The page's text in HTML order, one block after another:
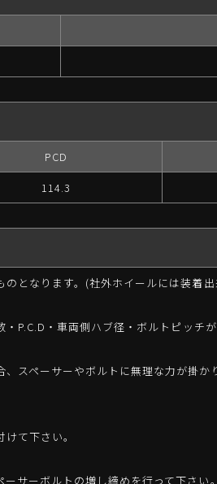
PCD
114.3
となります。(社外ホイールには装着
P.C.D・車両側ハブ径・ボルトピッチ
スペーサーやボルトに無理な力が掛
て下さい。
サーボルトの増し締めを行って下さい。